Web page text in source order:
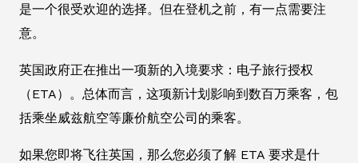
是一个很受欢迎的选择。但在登机之前，有一点需要注
意。
英国政府正在推出一项新的入境要求：电子旅行授权
（ETA）。总体而言，这项新计划影响到数百万乘客，包
括乘坐威兹航空等廉价航空公司的乘客。
如果您即将飞往英国，那么您必须了解 ETA 要求是什